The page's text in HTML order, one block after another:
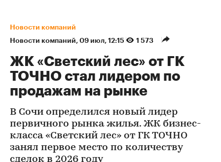
Новости компаний
Новости компаний⁠, 09 июл, 12:15 1 573
ЖК «Светский лес» от ГК
ТОЧНО стал лидером по
продажам на рынке
В Сочи определился новый лидер
первичного рынка жилья. ЖК бизнес-
класса «Светский лес» от ГК ТОЧНО
занял первое место по количеству
сделок в 2026 году